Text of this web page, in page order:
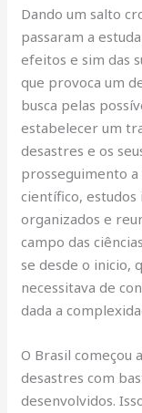
Dando um salto
passaram a
efeitos e sim das
que provoca um
busca pelas
estabelecer um
desastres e os
prosseguimento
científico, estudos
organizados e
campo das
se desde o inicio,
necessitava de
dada a
O Brasil começou
desastres com
desenvolvidos.